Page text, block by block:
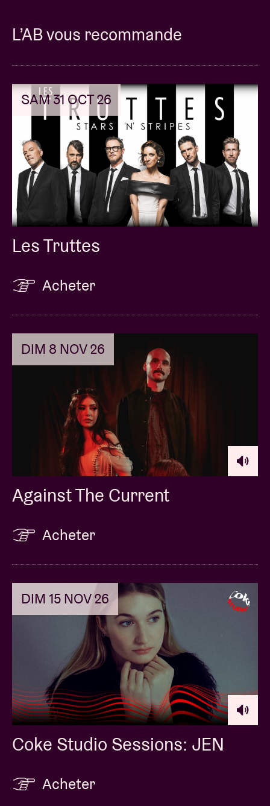
L’AB vous recommande
SAM 31 OCT 26
Les Truttes
Acheter
DIM 8 NOV 26
Against The Current
Acheter
DIM 15 NOV 26
Coke Studio Sessions: JEN
Acheter